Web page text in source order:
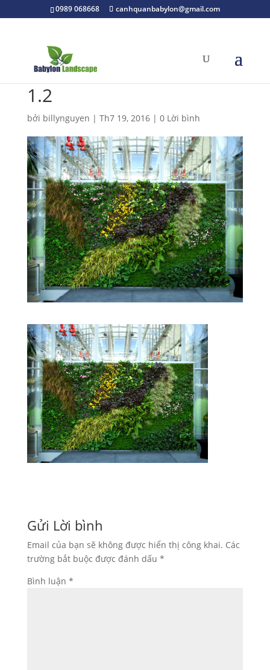
0989 068668 canhquanbabylon@gmail.com
1.2
bởi billynguyen | Th7 19, 2016| 0 Lời bình
Gửi Lời bình
Email của bạn sẽ không được hiển thị công khai. Các
trường bắt buộc được đánh dấu *
Bình luận *